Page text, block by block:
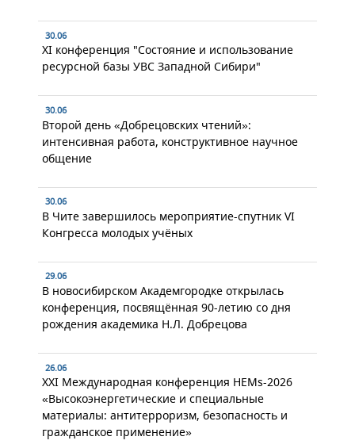
30.06
XI конференция "Состояние и использование
ресурсной базы УВС Западной Сибири"
30.06
Второй день «Добрецовских чтений»:
интенсивная работа, конструктивное научное
общение
30.06
В Чите завершилось мероприятие-спутник VI
Конгресса молодых учёных
29.06
В новосибирском Академгородке открылась
конференция, посвящённая 90-летию со дня
рождения академика Н.Л. Добрецова
26.06
XXI Международная конференция HEMs-2026
«Высокоэнергетические и специальные
материалы: антитерроризм, безопасность и
гражданское применение»